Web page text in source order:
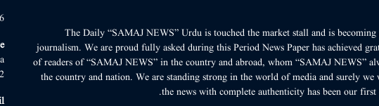
The Daily “SAMAJ NEWS” Urdu is touched the market stall and is
journalism. We are proud fully asked during this Period News Paper has achieved
of readers of “SAMAJ NEWS” in the country and abroad, whom “SAMAJ NEWS”
the country and nation. We are standing strong in the world of media and surely
the news with complete authenticity has been our